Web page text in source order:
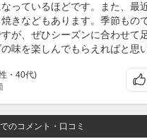
っているほどです。また、最
きなどもあります。季節もの
が、ぜひシーズンに合わせて
味を楽しんでもらえればと思
・40代)
でのコメント・口コミ